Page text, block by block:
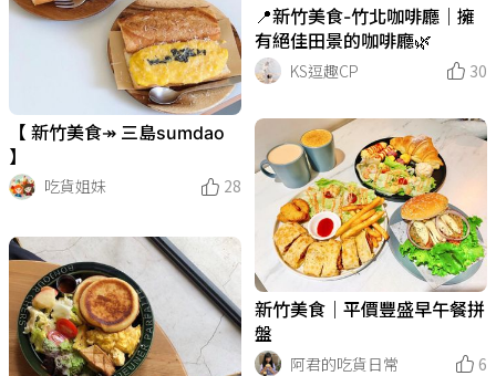
📍新竹美食-竹北咖啡廳｜擁
有絕佳田景的咖啡廳🌿
KS逗趣CP
30
【 新竹美食↠ 三島sumdao
】
吃貨姐妹
28
新竹美食｜平價豐盛早午餐拼
盤
阿君的吃貨日常
6